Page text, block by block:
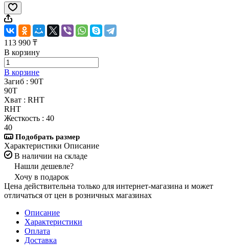
113 990 ₸
В корзину
В корзине
Загиб : 90T
90T
Хват : RHT
RHT
Жесткость : 40
40
Подобрать размер
Характеристики Описание
В наличии на складе
Нашли дешевле?
Хочу в подарок
Цена действительна только для интернет-магазина и может
отличаться от цен в розничных магазинах
Описание
Характеристики
Оплата
Доставка